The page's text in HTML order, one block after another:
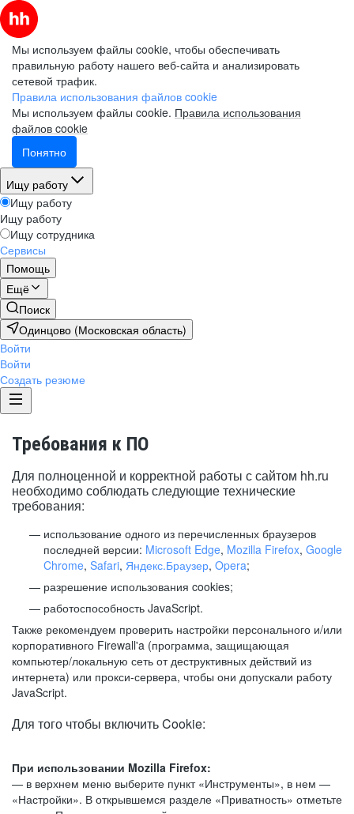
Мы используем файлы cookie, чтобы обеспечивать
правильную работу нашего веб-сайта и анализировать
сетевой трафик.
Правила использования файлов cookie
Мы используем файлы cookie. Правила использования
файлов cookie
Понятно
Ищу работу
Ищу работу
Ищу работу
Ищу сотрудника
Сервисы
Помощь
Ещё
Поиск
Одинцово (Московская область)
Войти
Войти
Создать резюме
Требования к ПО
Для полноценной и корректной работы с сайтом hh.ru
необходимо соблюдать следующие технические
требования:
использование одного из перечисленных браузеров
последней версии: Microsoft Edge, Mozilla Firefox, Google
Chrome, Safari, Яндекс.Браузер, Opera;
разрешение использования cookies;
работоспособность JavaScript.
Также рекомендуем проверить настройки персонального и/или
корпоративного Firewall'a (программа, защищающая
компьютер/локальную сеть от деструктивных действий из
интернета) или прокси-сервера, чтобы они допускали работу
JavaScript.
Для того чтобы включить Cookie:
При использовании Mozilla Firefox:
— в верхнем меню выберите пункт «Инструменты», в нем —
«Настройки». В открывшемся разделе «Приватность» отметьте